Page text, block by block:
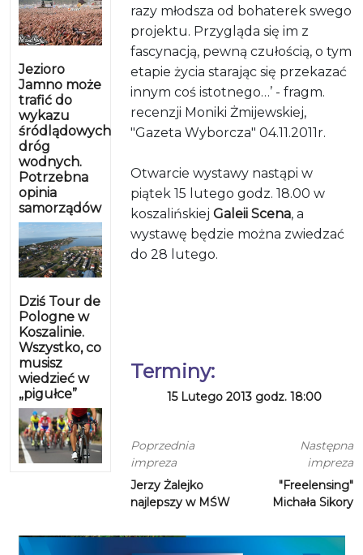
Jezioro
Jamno może
trafić do
wykazu
śródlądowych
dróg
wodnych.
Potrzebna
opinia
samorządów
Dziś Tour de
Pologne w
Koszalinie.
Wszystko, co
musisz
wiedzieć w
„pigułce”
razy młodsza od bohaterek swego
projektu. Przygląda się im z
fascynacją, pewną czułością, o tym
etapie życia starając się przekazać
innym coś istotnego…’ - fragm.
recenzji Moniki Żmijewskiej,
"Gazeta Wyborcza" 04.11.2011r.
Otwarcie wystawy nastąpi w
piątek 15 lutego godz. 18.00 w
koszalińskiejGaleii Scena, a
wystawę będzie można zwiedzać
do 28 lutego.
Terminy:
15 Lutego 2013 godz. 18:00
Poprzednia
impreza
Jerzy Żalejko
najlepszy w MŚW
Następna
impreza
"Freelensing"
Michała Sikory